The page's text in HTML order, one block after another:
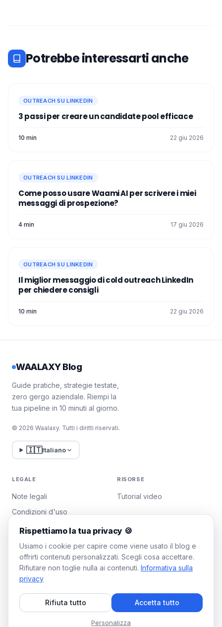
Potrebbe interessarti anche
OUTREACH SU LINKEDIN
3 passi per creare un candidate pool efficace
10 min 22 giu 2026
OUTREACH SU LINKEDIN
Come posso usare Waami AI per scrivere i miei
messaggi di prospezione?
4 min 17 giu 2026
OUTREACH SU LINKEDIN
Il miglior messaggio di cold outreach LinkedIn
per chiedere consigli
10 min 22 giu 2026
WAALAXY Blog
Guide pratiche, strategie testate,
zero gergo aziendale. Riempi la
tua pipeline in 10 minuti al giorno.
© 2026 Waalaxy. Tutti i diritti riservati.
🇮🇹Italiano
LEGALE
Note legali
Condizioni d'uso
Politica sulla privacy
Gestisci i cookie
RISORSE
Tutorial video
WAALAXY
Piano Team
Programma di affiliazione
Rispettiamo la tua privacy 🍪
Usiamo i cookie per capire come viene usato il blog e
offrirti contenuti personalizzati. Scegli cosa accettare.
Rifiutare non toglie nulla ai contenuti. Informativa sulla
privacy
Rifiuta tutto Accetta tutto
Personalizza